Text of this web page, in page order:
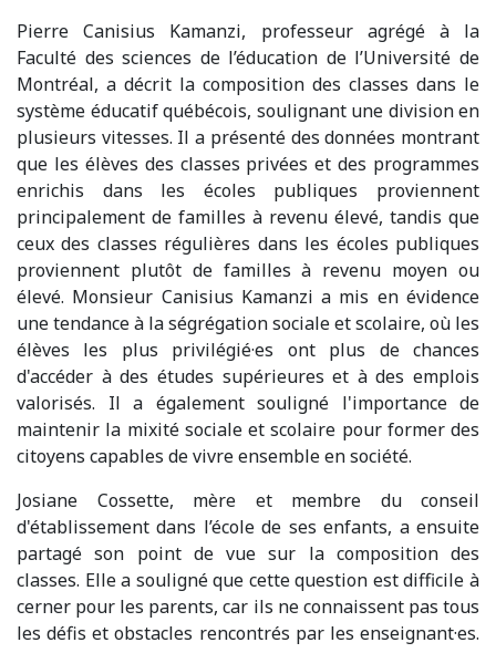
Pierre Canisius Kamanzi, professeur agrégé à la
Faculté des sciences de l’éducation de l’Université de
Montréal, a décrit la composition des classes dans le
système éducatif québécois, soulignant une division en
plusieurs vitesses. Il a présenté des données montrant
que les élèves des classes privées et des programmes
enrichis dans les écoles publiques proviennent
principalement de familles à revenu élevé, tandis que
ceux des classes régulières dans les écoles publiques
proviennent plutôt de familles à revenu moyen ou
élevé. Monsieur Canisius Kamanzi a mis en évidence
une tendance à la ségrégation sociale et scolaire, où les
élèves les plus privilégié·es ont plus de chances
d'accéder à des études supérieures et à des emplois
valorisés. Il a également souligné l'importance de
maintenir la mixité sociale et scolaire pour former des
citoyens capables de vivre ensemble en société.
Josiane Cossette, mère et membre du conseil
d'établissement dans l’école de ses enfants, a ensuite
partagé son point de vue sur la composition des
classes. Elle a souligné que cette question est difficile à
cerner pour les parents, car ils ne connaissent pas tous
les défis et obstacles rencontrés par les enseignant·es.